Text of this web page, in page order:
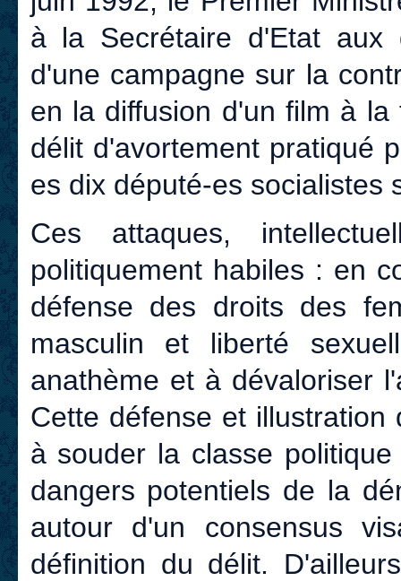
à la Secrétaire d'Etat aux
d'une campagne sur la
en la diffusion d'un film à
délit d'avortement pratiqué
es dix député-es socialistes
Ces attaques,
politiquement habiles : en
défense des droits des
masculin et liberté
anathème et à dévaloriser
Cette défense et
à souder la classe
dangers potentiels de la
autour d'un consensus
définition du délit.